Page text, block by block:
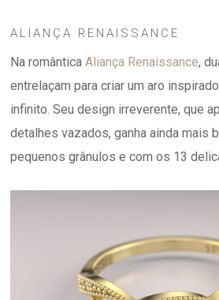
ALIANÇA RENAISSANCE
Na românticaAliança Renaissance,
entrelaçam para criar um aro
infinito. Seu design irreverente, que
detalhes vazados, ganha ainda mais
pequenos grânulos e com os 13